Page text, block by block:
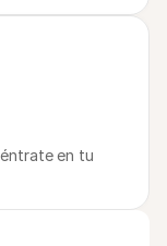
en tu